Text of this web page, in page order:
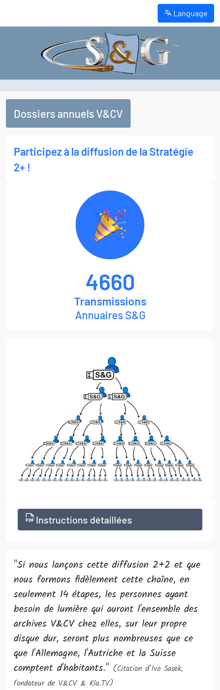
Language
Dossiers annuels V&CV
Participez à la diffusion de la Stratégie
2+ !
4660
Transmissions
Annuaires S&G
"Si nous lançons cette diffusion 2+2 et que
nous formons fidèlement cette chaîne, en
seulement 14 étapes, les personnes ayant
besoin de lumière qui auront l'ensemble des
archives V&CV chez elles, sur leur propre
disque dur, seront plus nombreuses que ce
que l'Allemagne, l'Autriche et la Suisse
comptent d'habitants." (Citation d’Ivo Sasek,
fondateur de V&CV & Kla.TV)
Instructions détaillées